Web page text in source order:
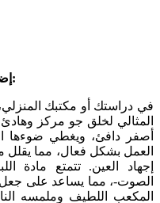
إضاءة زاوية القراءة والمهام المكتبية:
في دراستك أو مكتبك المنزلي،
المثالي لخلق جو مركز
العمل بشكل فعال، مما يقلل
إجهاد العين. تتمتع مادة
الصوت-، مما يساعد على جعل
المكعب اللطيف وملمسه